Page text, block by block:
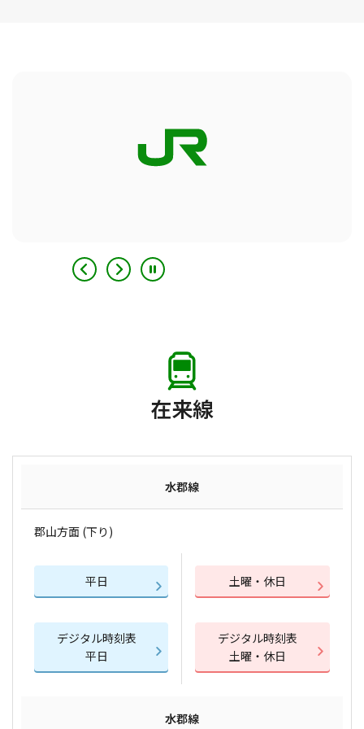
在来線
水郡線
郡山方面 (下り)
平日 土曜・休日
デジタル時刻表
平日
デジタル時刻表
土曜・休日
水郡線